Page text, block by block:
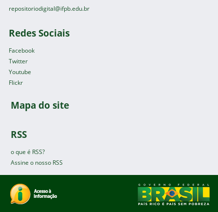
repositoriodigital@ifpb.edu.br
Redes Sociais
Facebook
Twitter
Youtube
Flickr
Mapa do site
RSS
o que é RSS?
Assine o nosso RSS